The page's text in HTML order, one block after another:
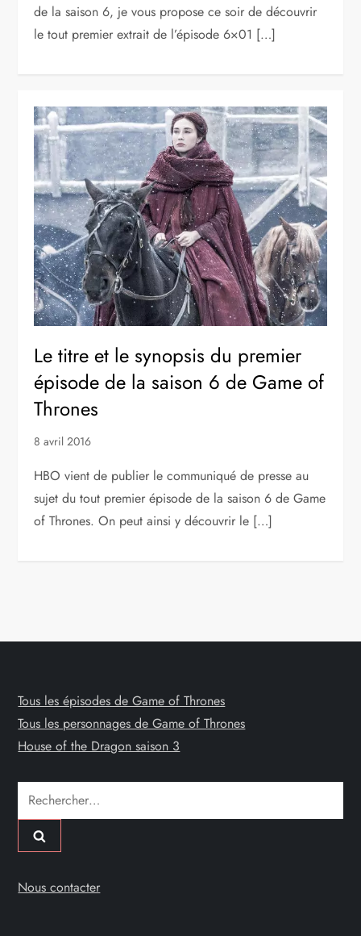
de la saison 6, je vous propose ce soir de découvrir
le tout premier extrait de l’épisode 6×01 […]
Le titre et le synopsis du premier
épisode de la saison 6 de Game of
Thrones
8 avril 2016
HBO vient de publier le communiqué de presse au
sujet du tout premier épisode de la saison 6 de Game
of Thrones. On peut ainsi y découvrir le […]
Tous les épisodes de Game of Thrones
Tous les personnages de Game of Thrones
House of the Dragon saison 3
Rechercher :
Nous contacter